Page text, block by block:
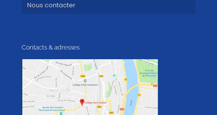
Nous contacter
Contacts & adresses